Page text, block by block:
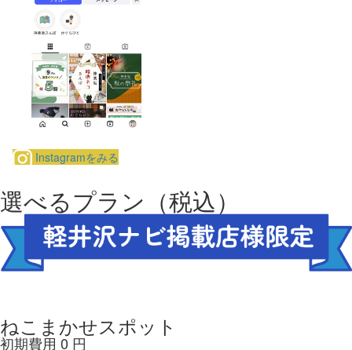
Instagramをみる
選べるプラン （税込）
ねこまかせスポット
初期費用 0 円